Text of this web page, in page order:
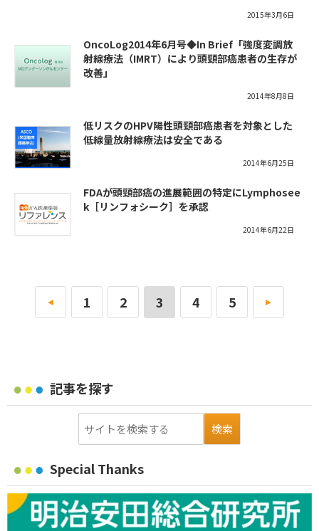
2015年3月6日
OncoLog2014年6月号◆In Brief「強度変調放
射線療法（IMRT）により頭頸部癌患者の生存が
改善」
2014年8月8日
低リスクのHPV陽性頭頸部癌患者を対象とした
低線量放射線療法は安全である
2014年6月25日
FDAが頭頸部癌の進展範囲の特定にLymphosee
k［リンフォシーク］を承認
2014年6月22日
« 1 2 3 4 5 »
記事を探す
Special Thanks